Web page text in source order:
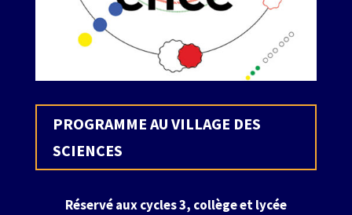
PROGRAMME AU VILLAGE DES
SCIENCES
Réservé aux cycles 3, collège et lycée